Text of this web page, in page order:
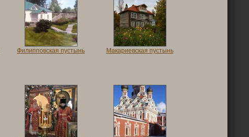
Филипповская пустынь Макариевская пустынь